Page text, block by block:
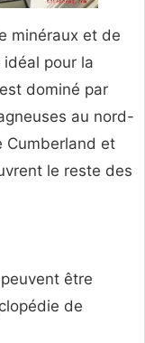
minéraux et de
pour la
dominé par
au nord-
Cumberland et
le reste des
être
de